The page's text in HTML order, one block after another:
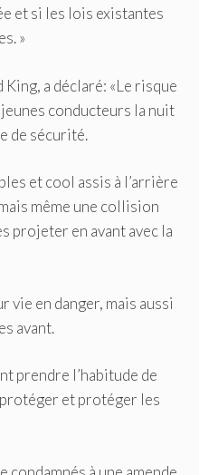
et si les lois existantes
»
a déclaré: «Le risque
conducteurs la nuit
de sécurité.
et cool assis à l’arrière
même une collision
projeter en avant avec la
vie en danger, mais aussi
avant.
prendre l’habitude de
protéger et protéger les